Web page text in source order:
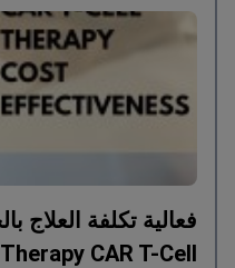
Therapy CAR T-Cell